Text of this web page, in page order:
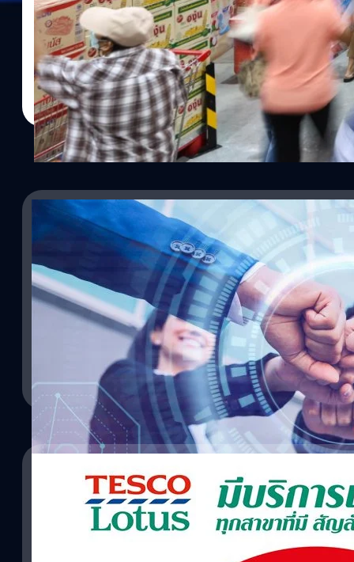
04/03/2022
เครือซีพี “เซเว่น อีเลฟเว่น-แม็คโคร-โลตัส” เปิดเ
ไทยให้เติบโต
วันที่ 4 มีนาคม 2565 นายกมล พงษ์ประยูร ที่ปรึกษา บริษัท ซีพี ออลล์
สถานการณ์แพร่ระบาดไวรัสโควิด-19 ได้ส่งผลกระทบต่อธุรกิจผู้ประ
ไทย ด้วยเหตุนี้ 3 ธุรกิจค้าปลีกในเครือซีพี ประกอบด้วย เซเว่น อีเลฟ
ร่วมมือกันเปิดเวทีจับคู่ธุรกิจ “SME Online Business Matching ครั้ง
ถือเป็นการนำร่องนโยบาย “แพลตฟอร์มแห่งโอกาส” ของเครือซีพีเพื่
ประกอบการธุรกิจอื่น ๆ พัฒนาศักยภาพ พร้อมกับเปิดประตูไปสู่โอกา
และต่างประเทศ โดยครั้งนี้ธุรกิจค้าปลีกในเครือซีพีทั้งสามแบรนด์ให
รูปแบบออนไลน์ครั้งแรก เพื่อเปิดโอกาสให้ผู้ประกอบการเอสเอ็มอีแ
ประเภท ทั้งสินค้าอุปโภคและบริโภค เพื่อจัดจำหน่ายใน เซเว่น อีเลฟ
ทางออนไลน์ต่าง…
วาณิชชา สายเสมา| 1616 days ago
Read More
เกร๋…เกร๋..โลตัสมีไวไฟฟรีแล้วจ้า
เทสโก้โลตัส ได้แจ้งผ่านทวิตเตอร์และเฟสบุ๊คถึงบริการไวไฟ ในห้าง
โดยลูกค้าสามารถขอรหัสผ่าน ลงทะเบียนขอใช้ไวไฟผ่านคลับการ์ดได้